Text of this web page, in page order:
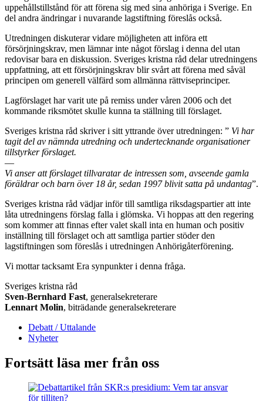
uppehållstillstånd för att förena sig med sina anhöriga i Sverige. En
del andra ändringar i nuvarande lagstiftning föreslås också.
Utredningen diskuterar vidare möjligheten att införa ett
försörjningskrav, men lämnar inte något förslag i denna del utan
redovisar bara en diskussion. Sveriges kristna råd delar utredningens
uppfattning, att ett försörjningskrav blir svårt att förena med såväl
principen om generell välfärd som allmänna rättviseprinciper.
Lagförslaget har varit ute på remiss under våren 2006 och det
kommande riksmötet skulle kunna ta ställning till förslaget.
Sveriges kristna råd skriver i sitt yttrande över utredningen: ” Vi har
tagit del av nämnda utredning och undertecknande organisationer
tillstyrker förslaget.
—
Vi anser att förslaget tillvaratar de intressen som, avseende gamla
föräldrar och barn över 18 år, sedan 1997 blivit satta på undantag”.
Sveriges kristna råd vädjar inför till samtliga riksdagspartier att inte
låta utredningens förslag falla i glömska. Vi hoppas att den regering
som kommer att finnas efter valet skall inta en human och positiv
inställning till förslaget och att samtliga partier stöder den
lagstiftningen som föreslås i utredningen Anhörigåterförening.
Vi mottar tacksamt Era synpunkter i denna fråga.
Sveriges kristna råd
Sven-Bernhard Fast, generalsekreterare
Lennart Molin, biträdande generalsekreterare
Debatt / Uttalande
Nyheter
Fortsätt läsa mer från oss